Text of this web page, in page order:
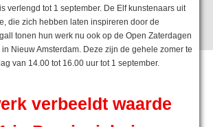
verlengd tot 1 september. De Elf kunstenaars uit
die zich hebben laten inspireren door de
tonen hun werk nu ook op de Open Zaterdagen
Nieuw Amsterdam. Deze zijn de gehele zomer te
van 14.00 tot 16.00 uur tot 1 september.
verbeeldt waarde